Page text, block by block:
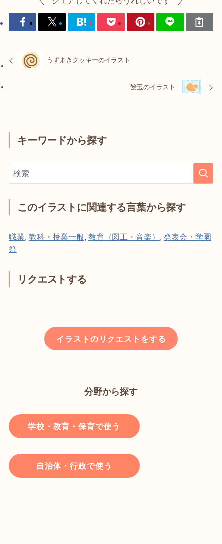
うずまきクッキーのイラスト
飴玉のイラスト
キーワードから探す
このイラストに関連する言葉から探す
職業 教科・授業一般, 教育（図工・音楽）
発表会・学園
祭
リクエストする
イラストのリクエストをする
分野から探す
学校・教育・保育で使う
自治体・行政で使う